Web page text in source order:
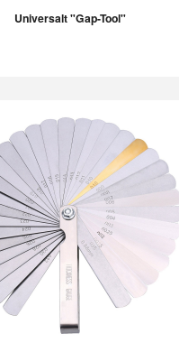
Universalt "Gap-Tool"